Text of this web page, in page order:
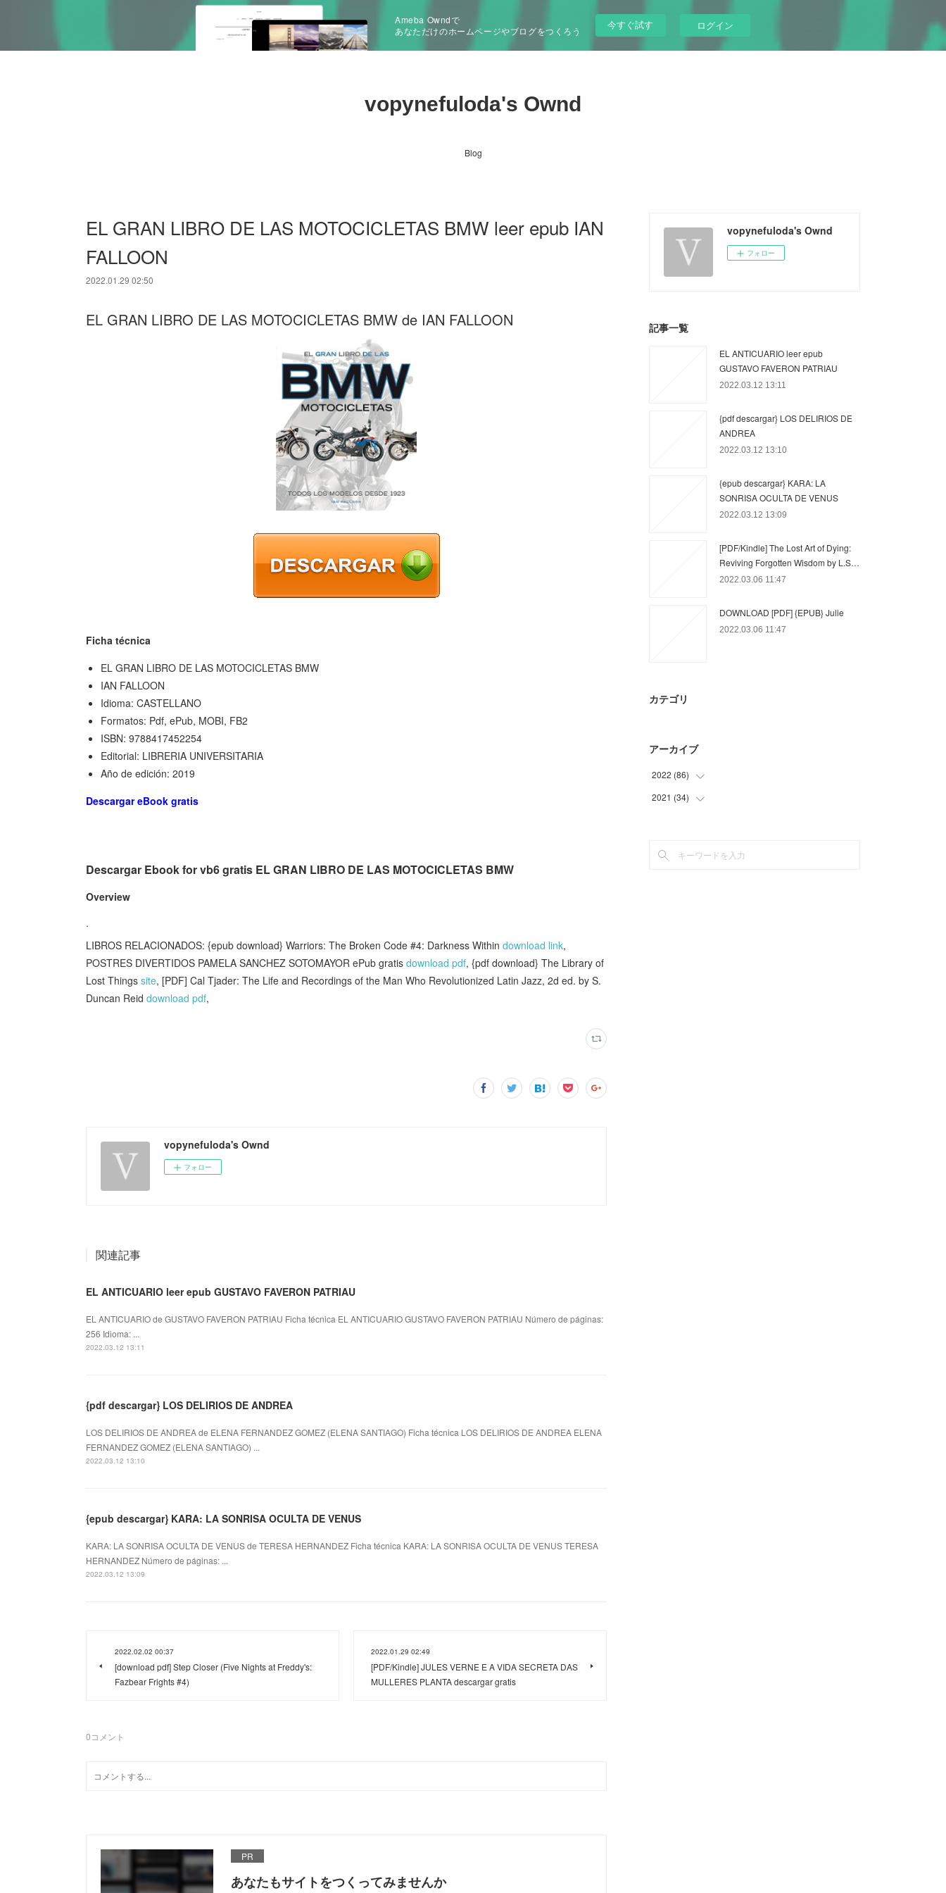
Ameba Owndで
あなただけのホームページやブログをつくろう
今すぐ試す ログイン
vopynefuloda's Ownd
Blog
EL GRAN LIBRO DE LAS MOTOCICLETAS BMW leer epub IAN
FALLOON
2022.01.29 02:50
EL GRAN LIBRO DE LAS MOTOCICLETAS BMW de IAN FALLOON
Ficha técnica
EL GRAN LIBRO DE LAS MOTOCICLETAS BMW
IAN FALLOON
Idioma: CASTELLANO
Formatos: Pdf, ePub, MOBI, FB2
ISBN: 9788417452254
Editorial: LIBRERIA UNIVERSITARIA
Año de edición: 2019
Descargar eBook gratis
Descargar Ebook for vb6 gratis EL GRAN LIBRO DE LAS MOTOCICLETAS BMW
Overview
.
LIBROS RELACIONADOS: {epub download} Warriors: The Broken Code #4: Darkness Within download link,
POSTRES DIVERTIDOS PAMELA SANCHEZ SOTOMAYOR ePub gratis download pdf, {pdf download} The Library of
Lost Things site, [PDF] Cal Tjader: The Life and Recordings of the Man Who Revolutionized Latin Jazz, 2d ed. by S.
Duncan Reid download pdf,
vopynefuloda's Ownd
フォロー
関連記事
EL ANTICUARIO leer epub GUSTAVO FAVERON PATRIAU
EL ANTICUARIO de GUSTAVO FAVERON PATRIAU Ficha técnica EL ANTICUARIO GUSTAVO FAVERON PATRIAU Número de páginas:
256 Idioma: ...
2022.03.12 13:11
{pdf descargar} LOS DELIRIOS DE ANDREA
LOS DELIRIOS DE ANDREA de ELENA FERNANDEZ GOMEZ (ELENA SANTIAGO) Ficha técnica LOS DELIRIOS DE ANDREA ELENA
FERNANDEZ GOMEZ (ELENA SANTIAGO) ...
2022.03.12 13:10
{epub descargar} KARA: LA SONRISA OCULTA DE VENUS
KARA: LA SONRISA OCULTA DE VENUS de TERESA HERNANDEZ Ficha técnica KARA: LA SONRISA OCULTA DE VENUS TERESA
HERNANDEZ Número de páginas: ...
2022.03.12 13:09
2022.02.02 00:37
[download pdf] Step Closer (Five Nights at Freddy's:
Fazbear Frights #4)
2022.01.29 02:49
[PDF/Kindle] JULES VERNE E A VIDA SECRETA DAS
MULLERES PLANTA descargar gratis
0コメント
PR
あなたもサイトをつくってみませんか
vopynefuloda's Ownd
フォロー
記事一覧
EL ANTICUARIO leer epub
GUSTAVO FAVERON PATRIAU
2022.03.12 13:11
{pdf descargar} LOS DELIRIOS DE
ANDREA
2022.03.12 13:10
{epub descargar} KARA: LA
SONRISA OCULTA DE VENUS
2022.03.12 13:09
[PDF/Kindle] The Lost Art of Dying:
Reviving Forgotten Wisdom by L.S…
2022.03.06 11:47
DOWNLOAD [PDF] {EPUB} Julie
2022.03.06 11:47
カテゴリ
アーカイブ
2022 (86)
(17
)
2021 (34)